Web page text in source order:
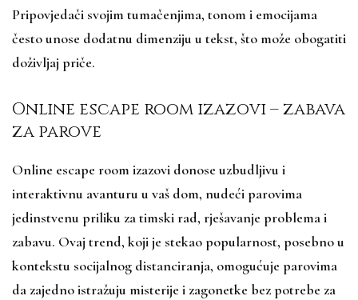
Pripovjedači svojim tumačenjima, tonom i emocijama
često unose dodatnu dimenziju u tekst, što može obogatiti
doživljaj priče.
Online escape room izazovi – zabava
za parove
Online escape room izazovi donose uzbudljivu i
interaktivnu avanturu u vaš dom, nudeći parovima
jedinstvenu priliku za timski rad, rješavanje problema i
zabavu. Ovaj trend, koji je stekao popularnost, posebno u
kontekstu socijalnog distanciranja, omogućuje parovima
da zajedno istražuju misterije i zagonetke bez potrebe za